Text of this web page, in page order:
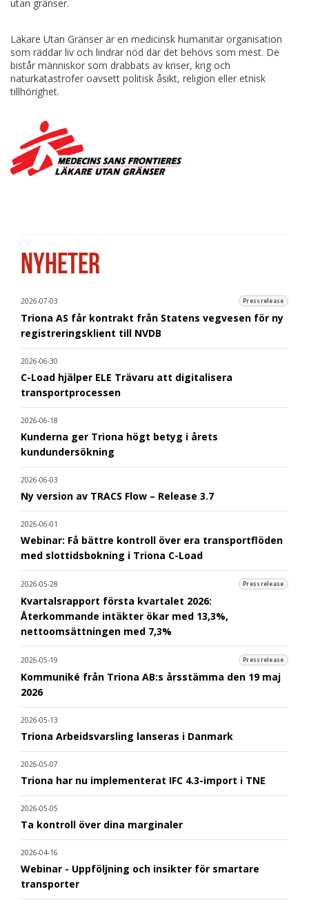
utan gränser.
Läkare Utan Gränser är en medicinsk humanitär organisation
som räddar liv och lindrar nöd där det behövs som mest. De
bistår människor som drabbats av kriser, krig och
naturkatastrofer oavsett politisk åsikt, religion eller etnisk
tillhörighet.
NYHETER
2026-07-03 Pressrelease
Triona AS får kontrakt från Statens vegvesen för ny
registreringsklient till NVDB
2026-06-30
C-Load hjälper ELE Trävaru att digitalisera
transportprocessen
2026-06-18
Kunderna ger Triona högt betyg i årets
kundundersökning
2026-06-03
Ny version av TRACS Flow – Release 3.7
2026-06-01
Webinar: Få bättre kontroll över era transportflöden
med slottidsbokning i Triona C-Load
2026-05-28 Pressrelease
Kvartalsrapport första kvartalet 2026:
Återkommande intäkter ökar med 13,3%,
nettoomsättningen med 7,3%
2026-05-19 Pressrelease
Kommuniké från Triona AB:s årsstämma den 19 maj
2026
2026-05-13
Triona Arbeidsvarsling lanseras i Danmark
2026-05-07
Triona har nu implementerat IFC 4.3-import i TNE
2026-05-05
Ta kontroll över dina marginaler
2026-04-16
Webinar - Uppföljning och insikter för smartare
transporter